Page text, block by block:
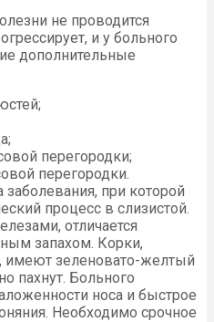
не проводится
и у больного
дополнительные
перегородки;
перегородки.
при которой
процесс в слизистой.
отличается
запахом. Корки,
имеют зеленовато-желтый
пахнут. Больного
носа и быстрое
Необходимо срочное